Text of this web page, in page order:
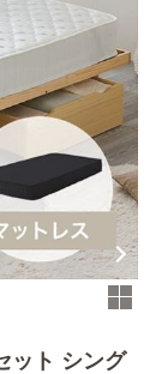
ット シング